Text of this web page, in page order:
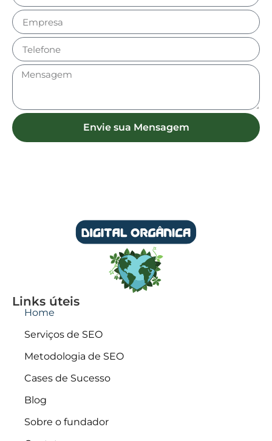
Envie sua Mensagem
Links úteis
Home
Serviços de SEO
Metodologia de SEO
Cases de Sucesso
Blog
Sobre o fundador